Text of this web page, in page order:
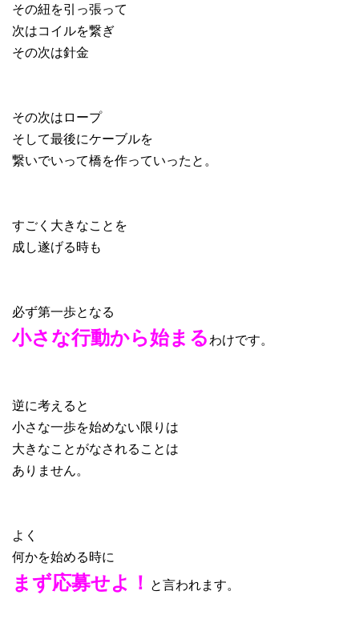
その紐を引っ張って
次はコイルを繋ぎ
その次は針金
その次はロープ
そして最後にケーブルを
繋いでいって橋を作っていったと。
すごく大きなことを
成し遂げる時も
必ず第一歩となる
小さな行動から始まるわけです。
逆に考えると
小さな一歩を始めない限りは
大きなことがなされることは
ありません。
よく
何かを始める時に
まず応募せよ！ と言われます。